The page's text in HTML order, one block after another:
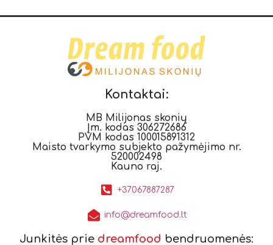
Kontaktai:
MB Milijonas skonių
Įm. kodas 306272686
PVM kodas 100015891312
Maisto tvarkymo subjekto pažymėjimo nr.
520002498
Kauno raj.
+37067887287
info@dreamfood.lt
Junkitės prie dreamfood bendruomenės: